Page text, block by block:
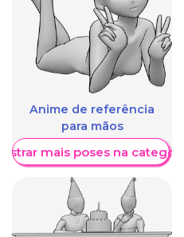
Anime de referência
para mãos
mais poses na categoria